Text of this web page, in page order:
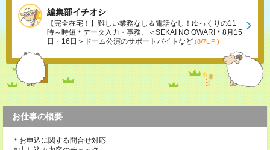
編集部イチオシ
【完全在宅！】難しい業務なし＆電話なし！ゆっくりの11
時～時短＊データ入力・事務、＜SEKAI NO OWARI＊8月15
日・16日＞ドーム公演のサポートバイトなど (8/7UP!)
お仕事の概要
＊お申込に関する問合せ対応